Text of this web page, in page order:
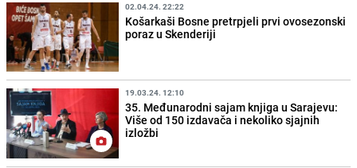
02.04.24. 22:22
Košarkaši Bosne pretrpjeli prvi ovosezonski
poraz u Skenderiji
19.03.24. 12:10
35. Međunarodni sajam knjiga u Sarajevu:
Više od 150 izdavača i nekoliko sjajnih
izložbi